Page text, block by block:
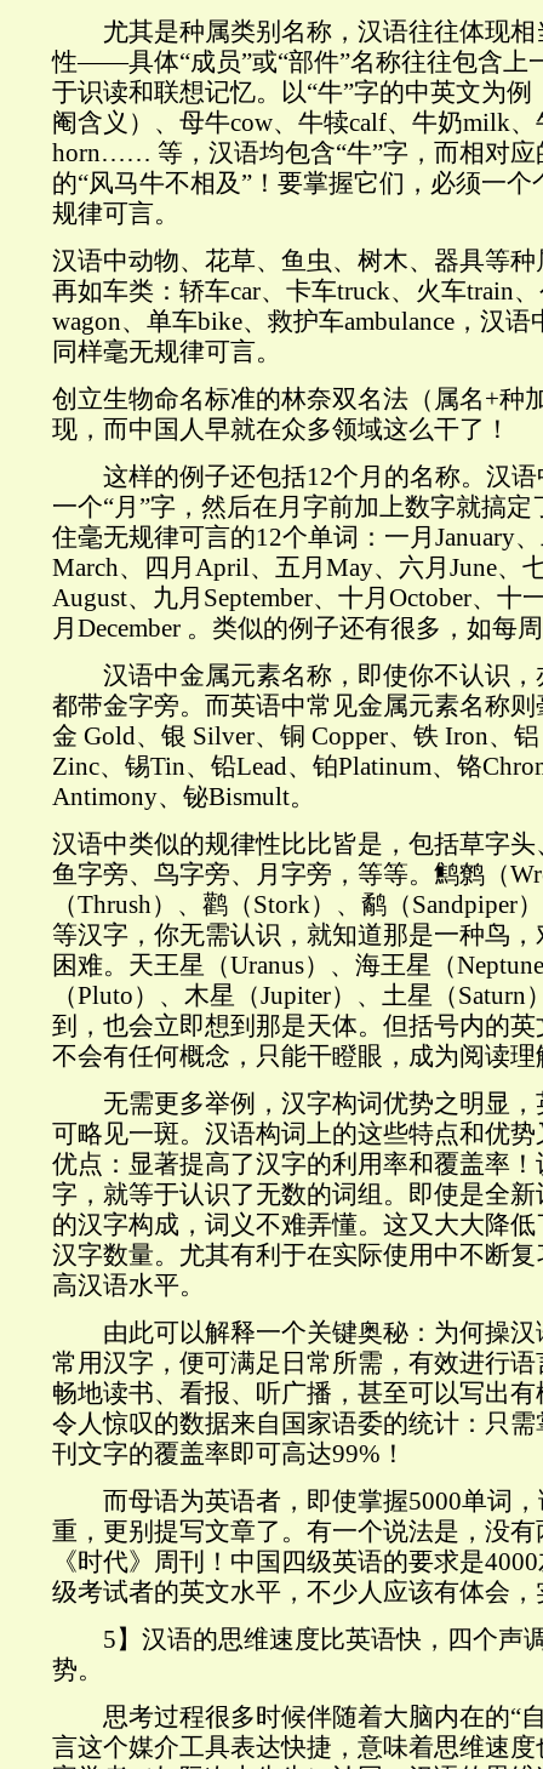
尤其是种属类别名称，汉语往往体现相
性——具体“成员”或“部件”名称往往包含上
于识读和联想记忆。以“牛”字的中英文为
阉含义）、母牛cow、牛犊calf、牛奶milk、
horn…… 等，汉语均包含“牛”字，而相对应
的“风马牛不相及”！要掌握它们，必须一
规律可言。
汉语中动物、花草、鱼虫、树木、器具等
再如车类：轿车car、卡车truck、火车train
wagon、单车bike、救护车ambulance，汉
同样毫无规律可言。
创立生物命名标准的林奈双名法（属名+种
现，而中国人早就在众多领域这么干了！
这样的例子还包括12个月的名称。汉语
一个“月”字，然后在月字前加上数字就搞
住毫无规律可言的12个单词：一月January
March、四月April、五月May、六月June、
August、九月September、十月October、十
月December 。类似的例子还有很多，如每
汉语中金属元素名称，即使你不认识，
都带金字旁。而英语中常见金属元素名称
金 Gold、银 Silver、铜 Copper、铁 Iron、
Zinc、锡Tin、铅Lead、铂Platinum、铬
Antimony、铋Bismult。
汉语中类似的规律性比比皆是，包括草字
鱼字旁、鸟字旁、月字旁，等等。鹪鹩（
（Thrush）、鹳（Stork）、鹬（Sandpiper
等汉字，你无需认识，就知道那是一种鸟
困难。天王星（Uranus）、海王星（
（Pluto）、木星（Jupiter）、土星（
到，也会立即想到那是天体。但括号内的
不会有任何概念，只能干瞪眼，成为阅读
无需更多举例，汉字构词优势之明显，
可略见一斑。汉语构词上的这些特点和优
优点：显著提高了汉字的利用率和覆盖率
字，就等于认识了无数的词组。即使是全
的汉字构成，词义不难弄懂。这又大大降
汉字数量。尤其有利于在实际使用中不断
高汉语水平。
由此可以解释一个关键奥秘：为何操汉
常用汉字，便可满足日常所需，有效进行
畅地读书、看报、听广播，甚至可以写出
令人惊叹的数据来自国家语委的统计：只
刊文字的覆盖率即可高达99%！
而母语为英语者，即使掌握5000单词，
重，更别提写文章了。有一个说法是，没
《时代》周刊！中国四级英语的要求是
级考试者的英文水平，不少人应该有体会
5】汉语的思维速度比英语快，四个声
势。
思考过程很多时候伴随着大脑内在的“
言这个媒介工具表达快捷，意味着思维速